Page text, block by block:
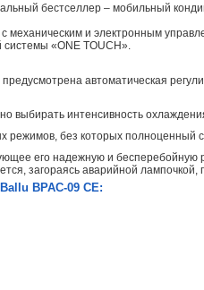
бестселлер – мобильный
механическим и электронным
«ONE TOUCH».
автоматическая
выбирать интенсивность
без которых полноценный
его надежную и бесперебойную
загораясь аварийной
BPAC-09 CE: